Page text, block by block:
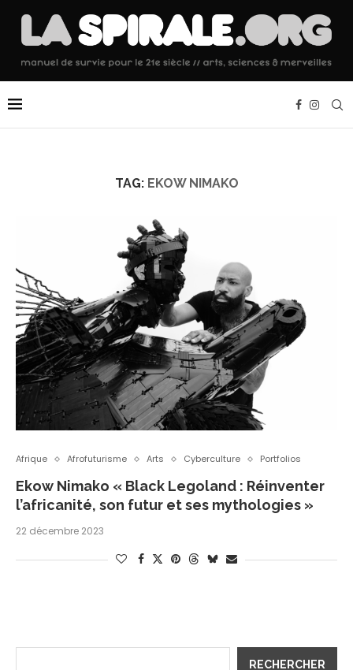
TAG: EKOW NIMAKO
Afrique Afrofuturisme Arts Cyberculture Portfolios
Ekow Nimako « Black Legoland : Réinventer
l’africanité, son futur et ses mythologies »
22 décembre 2023
RECHERCHER